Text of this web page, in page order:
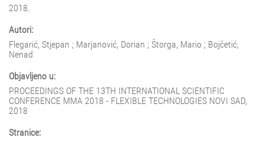
2018.
Autori:
Flegarić, Stjepan ; Marjanović, Dorian ; Štorga, Mario ; Bojčetić,
Nenad
Objavljeno u:
PROCEEDINGS OF THE 13TH INTERNATIONAL SCIENTIFIC
CONFERENCE MMA 2018 - FLEXIBLE TECHNOLOGIES NOVI SAD,
2018
Stranice: